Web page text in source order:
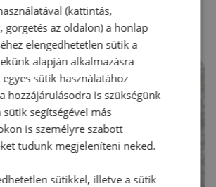
(kattintás,
görgetés az oldalon) a honlap
elengedhetetlen sütik a
alapján alkalmazásra
sütik használatához
hozzájárulásodra is szükségünk
sütik segítségével más
is személyre szabott
tudunk megjeleníteni neked.
sütikkel, illetve a sütik